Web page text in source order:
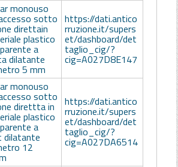
monouso
sotto
direttain
plastico
a
dilatante
5 mm
https://dati.antico
rruzione.it/supers
et/dashboard/det
taglio_cig/?
cig=A027D8E147
monouso
sotto
direttta in
plastico
a
dilatante
12
https://dati.antico
rruzione.it/supers
et/dashboard/det
taglio_cig/?
cig=A027DA6514